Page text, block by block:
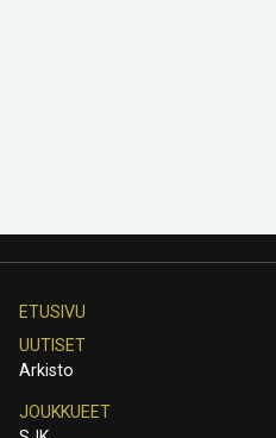
ETUSIVU
UUTISET
Arkisto
JOUKKUEET